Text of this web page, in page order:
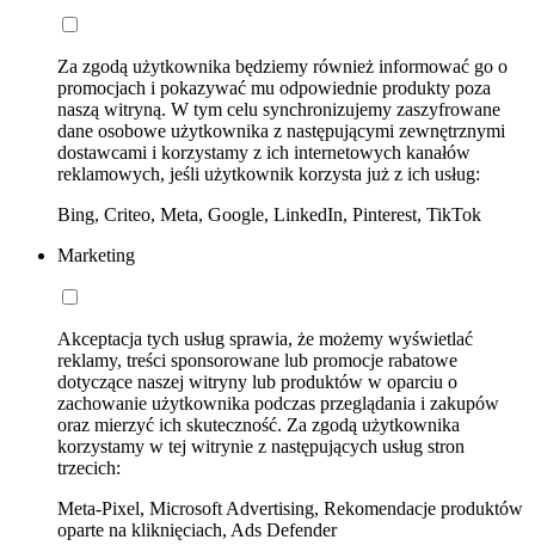
Za zgodą użytkownika będziemy również informować go o
promocjach i pokazywać mu odpowiednie produkty poza
naszą witryną. W tym celu synchronizujemy zaszyfrowane
dane osobowe użytkownika z następującymi zewnętrznymi
dostawcami i korzystamy z ich internetowych kanałów
reklamowych, jeśli użytkownik korzysta już z ich usług:
Bing, Criteo, Meta, Google, LinkedIn, Pinterest, TikTok
Marketing
Akceptacja tych usług sprawia, że możemy wyświetlać
reklamy, treści sponsorowane lub promocje rabatowe
dotyczące naszej witryny lub produktów w oparciu o
zachowanie użytkownika podczas przeglądania i zakupów
oraz mierzyć ich skuteczność. Za zgodą użytkownika
korzystamy w tej witrynie z następujących usług stron
trzecich:
Meta-Pixel, Microsoft Advertising, Rekomendacje produktów
oparte na kliknięciach, Ads Defender